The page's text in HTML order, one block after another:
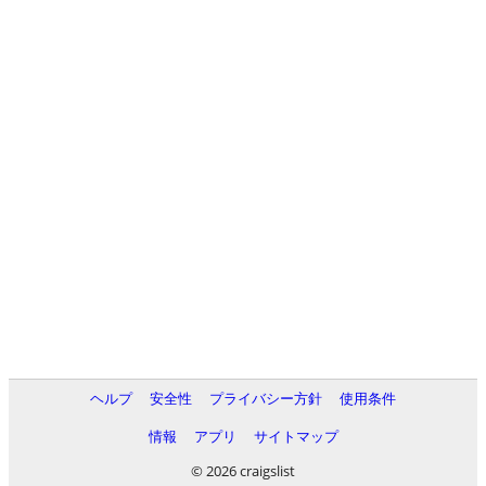
ヘルプ 安全性 プライバシー方針
使用条件
情報
アプリ
サイトマップ
© 2026 craigslist